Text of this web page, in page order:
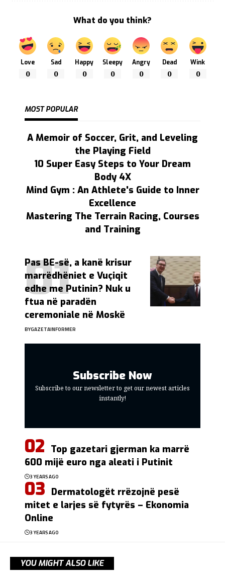
What do you think?
Love
0
Sad
0
Happy
0
Sleepy
0
Angry
0
Dead
0
Wink
0
MOST POPULAR
A Memoir of Soccer, Grit, and Leveling
the Playing Field
10 Super Easy Steps to Your Dream
Body 4X
Mind Gym : An Athlete's Guide to Inner
Excellence
Mastering The Terrain Racing, Courses
and Training
Pas BE-së, a kanë krisur
marrëdhëniet e Vuçiqit
edhe me Putinin? Nuk u
ftua në paradën
ceremoniale në Moskë
BYGAZETAINFORMER
Subscribe Now
Subscribe to our newsletter to get our newest articles
instantly!
Top gazetari gjerman ka marrë
600 mijë euro nga aleati i Putinit
3 YEARS AGO
Dermatologët rrëzojnë pesë
mitet e larjes së fytyrës – Ekonomia
Online
3 YEARS AGO
YOU MIGHT ALSO LIKE